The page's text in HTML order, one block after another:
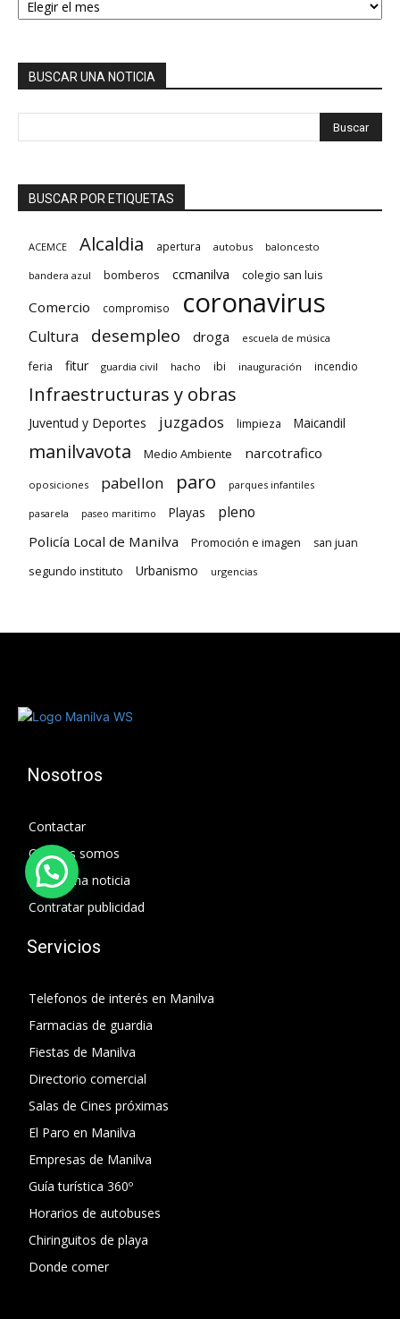
BUSCAR UNA NOTICIA
BUSCAR POR ETIQUETAS
ACEMCE Alcaldia apertura autobus baloncesto
bandera azul bomberos ccmanilva colegio san luis
Comercio compromiso coronavirus
Cultura desempleo droga escuela de música
feria fitur guardia civil hacho ibi inauguración incendio
Infraestructuras y obras
Juventud y Deportes juzgados limpieza Maicandil
manilvavota Medio Ambiente narcotrafico
oposiciones pabellon paro parques infantiles
pasarela paseo maritimo Playas pleno
Policía Local de Manilva Promoción e imagen san juan
segundo instituto Urbanismo urgencias
Nosotros
Contactar
Quienes somos
Enviar una noticia
Contratar publicidad
Servicios
Telefonos de interés en Manilva
Farmacias de guardia
Fiestas de Manilva
Directorio comercial
Salas de Cines próximas
El Paro en Manilva
Empresas de Manilva
Guía turística 360º
Horarios de autobuses
Chiringuitos de playa
Donde comer